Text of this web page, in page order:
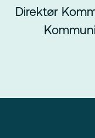
Direktør